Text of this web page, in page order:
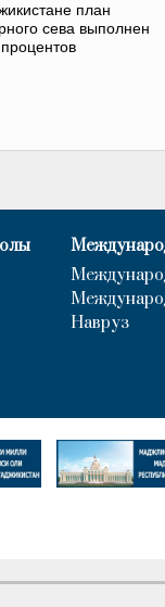
план
сева выполнен
Навруз